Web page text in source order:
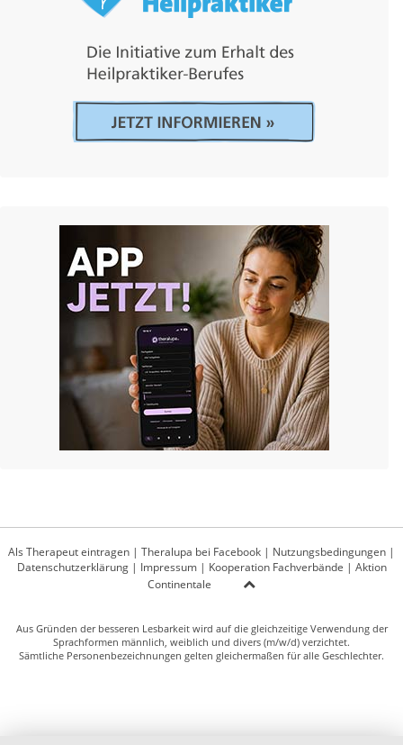
Als Therapeut eintragen | Theralupa bei Facebook | Nutzungsbedingungen |
Datenschutzerklärung| Impressum| Kooperation Fachverbände | Aktion
Continentale
Aus Gründen der besseren Lesbarkeit wird auf die gleichzeitige Verwendung der
Sprachformen männlich, weiblich und divers (m/w/d) verzichtet.
Sämtliche Personenbezeichnungen gelten gleichermaßen für alle Geschlechter.